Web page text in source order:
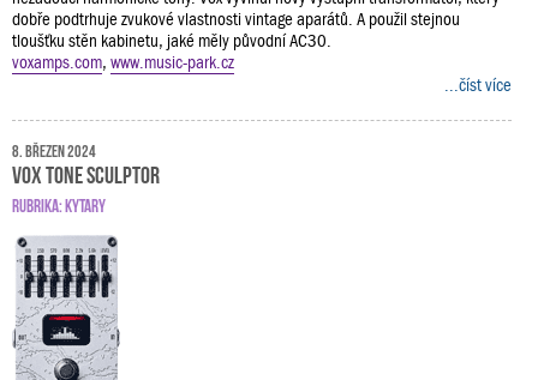
dobře podtrhuje zvukové vlastnosti vintage aparátů. A použil stejnou
tloušťku stěn kabinetu, jaké měly původní AC30.
voxamps.com, www.music-park.cz
...číst více
8. březen 2024
VOX TONE SCULPTOR
RUBRIKA:KYTARY